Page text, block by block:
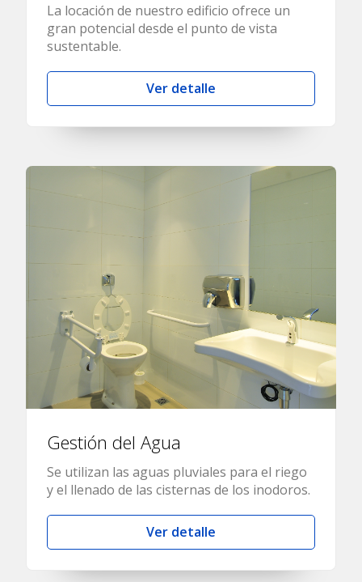
La locación de nuestro edificio ofrece un
gran potencial desde el punto de vista
sustentable.
Ver detalle
Gestión del Agua
Se utilizan las aguas pluviales para el riego
y el llenado de las cisternas de los inodoros.
Ver detalle